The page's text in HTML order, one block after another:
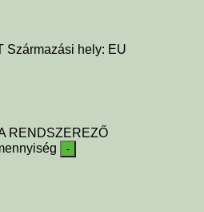
Származási hely: EU
RENDSZEREZŐ
-